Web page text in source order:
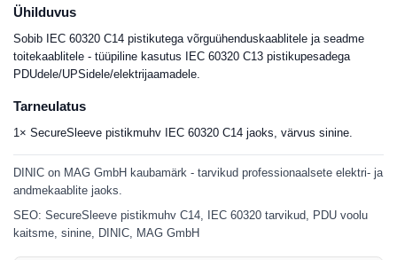
Ühilduvus
Sobib IEC 60320 C14 pistikutega võrguühenduskaablitele ja seadme
toitekaablitele - tüüpiline kasutus IEC 60320 C13 pistikupesadega
PDUdele/UPSidele/elektrijaamadele.
Tarneulatus
1× SecureSleeve pistikmuhv IEC 60320 C14 jaoks, värvus sinine.
DINIC on MAG GmbH kaubamärk - tarvikud professionaalsete elektri- ja
andmekaablite jaoks.
SEO: SecureSleeve pistikmuhv C14, IEC 60320 tarvikud, PDU voolu
kaitsme, sinine, DINIC, MAG GmbH